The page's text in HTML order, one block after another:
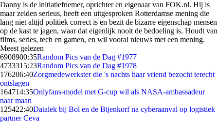
Danny is de initiatiefnemer, oprichter en eigenaar van FOK.nl. Hij is
maar zelden serieus, heeft een uitgesproken Rotterdamse mening die
lang niet altijd politiek correct is en bezit de bizarre eigenschap mensen
op de kast te jagen, waar dat eigenlijk nooit de bedoeling is. Houdt van
films, series, tech en gamen, en wil vooral nieuws met een mening.
Meest gelezen
6908900:35Random Pics van de Dag #1977
4733315:23Random Pics van de Dag #1978
176206:40Zorgmedewerkster die 's nachts haar vriend bezocht terecht
ontslagen
164714:35Onlyfans-model met G-cup wil als NASA-ambassadeur
naar maan
125422:40Datalek bij Bol en de Bijenkorf na cyberaanval op logistiek
partner Ceva